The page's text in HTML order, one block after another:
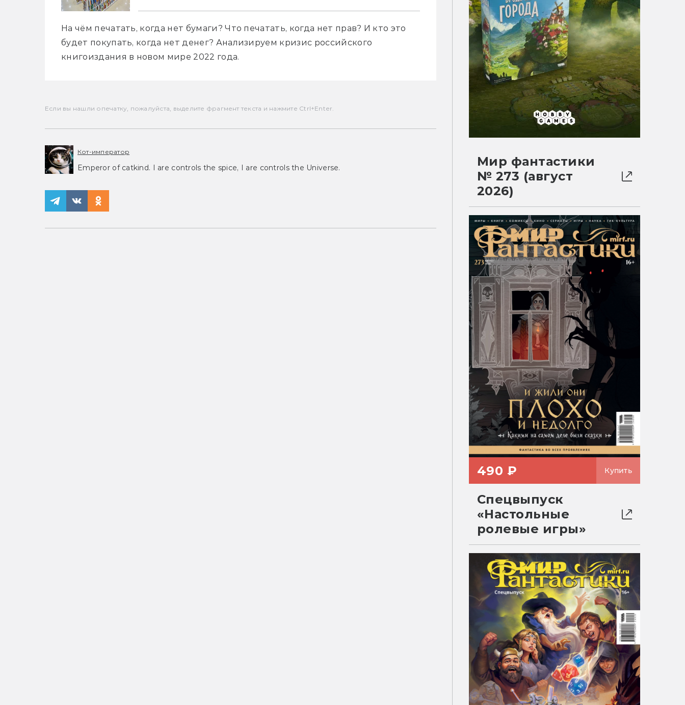
На чём печатать, когда нет бумаги? Что печатать, когда нет прав? И кто это
будет покупать, когда нет денег? Анализируем кризис российского
книгоиздания в новом мире 2022 года.
Если вы нашли опечатку, пожалуйста, выделите фрагмент текста и нажмите Ctrl+Enter.
Кот-император
Emperor of catkind. I are controls the spice, I are controls the Universe.
Мир фантастики
№ 273 (август
2026)
490 ₽ Купить
Спецвыпуск
«Настольные
ролевые игры»